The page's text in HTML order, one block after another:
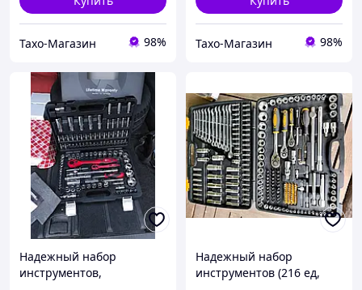
Тахо-Магазин 98% Тахо-Магазин 98%
Надежный набор
инструментов,
Надежный набор
инструментов (216 ед,